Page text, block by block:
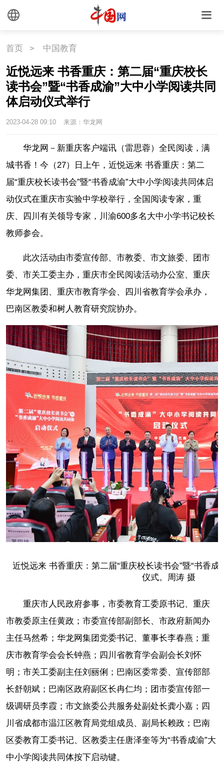
首页 > 中国教育
近悦远来 书香重庆：第二届“重庆校长
读书会”暨“书香成渝”大中小学阅读共同
体启动仪式举行
2023-04-28 09:10 来源：华龙网
华龙网－新重庆客户端讯（雷思蓉）全民阅读，满
城书香！今（27）日上午，近悦远来 书香重庆：第二
届“重庆校长读书会”暨“书香成渝”大中小学阅读共同体启
动仪式在重庆市实验中学校举行，全国阅读专家，重
庆、四川有关领导专家，川渝600多名大中小学书记校长
教师参会。
此次活动由市委宣传部、市教委、市文旅委、团市
委、市关工委主办，重庆市全民阅读活动办公室、重庆
华龙网集团、重庆市教育学会、四川省教育学会承办，
巴南区教委和树人教育研究院协办。
近悦远来 书香重庆：第二届“重庆校长读书会”暨“书香
仪式。周涛 摄
重庆市人民政府参事，市委教育工委原书记、重庆
市教委原主任黄政；市委宣传部副部长、市政府新闻办
主任马然希；华龙网集团党委书记、董事长李春燕；重
庆市教育学会会长钟燕；四川省教育学会副会长刘怀
明；市关工委副主任刘丽俐；巴南区委常委、宣传部部
长舒朝斌；巴南区政府副区长冉仁均；团市委宣传部一
级调研员李霞；市文旅委公共服务处副处长龚小嘉；四
川省成都市温江区教育局党组成员、副局长赖政；巴南
区委教育工委书记、区教委主任唐泽奎等为“书香成渝”大
中小学阅读共同体按下启动键。